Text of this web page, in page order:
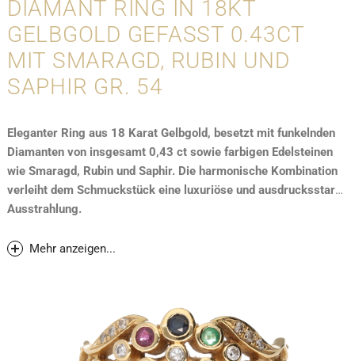
DIAMANT RING IN 18KT
GELBGOLD GEFASST 0.43CT
MIT SMARAGD, RUBIN UND
SAPHIR GR. 54
Eleganter Ring aus 18 Karat Gelbgold, besetzt mit funkelnden
Diamanten von insgesamt 0,43 ct sowie farbigen Edelsteinen
wie Smaragd, Rubin und Saphir. Die harmonische Kombination
verleiht dem Schmuckstück eine luxuriöse und ausdrucksstarke
Ausstrahlung.
Mehr anzeigen...